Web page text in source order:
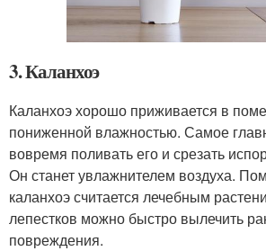
3. Каланхоэ
Каланхоэ хорошо приживается в
пониженной влажностью. Самое
вовремя поливать его и срезать
Он станет увлажнителем воздуха.
каланхоэ считается лечебным
лепестков можно быстро вылечить
повреждения.